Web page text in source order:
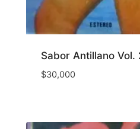
Sabor Antillano Vol.
$30,000